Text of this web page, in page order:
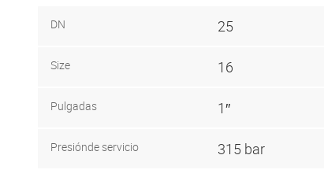
DN 25
Size 16
Pulgadas 1″
Presiónde servicio 315 bar